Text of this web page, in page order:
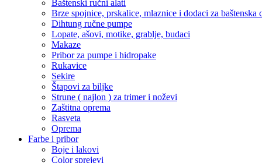
Baštenski ručni alati
Brze spojnice, prskalice, mlaznice i dodaci za baštenska
Dihtung ručne pumpe
Lopate, ašovi, motike, grablje, budaci
Makaze
Pribor za pumpe i hidropake
Rukavice
Sekire
Štapovi za biljke
Strune ( najlon ) za trimer i noževi
Zaštitna oprema
Rasveta
Oprema
Farbe i pribor
Boje i lakovi
Color sprejevi